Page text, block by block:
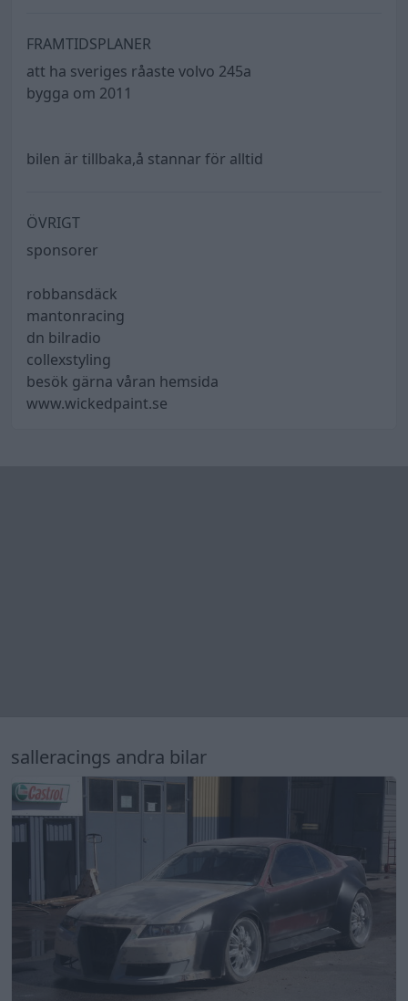
FRAMTIDSPLANER
att ha sveriges råaste volvo 245a
bygga om 2011
bilen är tillbaka,å stannar för alltid
ÖVRIGT
sponsorer
robbansdäck
mantonracing
dn bilradio
collexstyling
besök gärna våran hemsida
www.wickedpaint.se
Honda prelude"evil one"(1992)
30 397 visningar170 kommentarer 79 14 okt. 11